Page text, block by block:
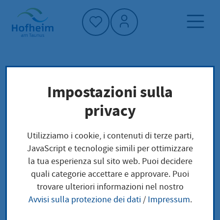
Home"
Pagina iniziale
Protezione del clima e ambiente
Mobilität
Öffentlicher Nahverkehr
Öffentlicher
Nahverkehr
Impostazioni sulla
privacy
Utilizziamo i cookie, i contenuti di terze parti,
JavaScript e tecnologie simili per ottimizzare
la tua esperienza sul sito web. Puoi decidere
quali categorie accettare e approvare. Puoi
trovare ulteriori informazioni nel nostro
Avvisi sulla protezione dei dati/ Impressum.